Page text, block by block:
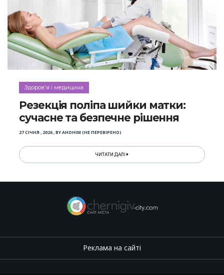
Здоров'я і медицина
Резекція поліпа шийки матки:
сучасне та безпечне рішення
27 СІЧНЯ , 2026,BYАНОНІМ (НЕ ПЕРЕВІРЕНО)
ЧИТАТИ ДАЛІ
Реклама на сайті